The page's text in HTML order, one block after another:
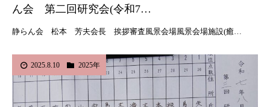
ん会 第二回研究会(令和7…
静らん会 松本 芳夫会長 挨拶審査風景会場風景会場施設(癒…
2025.8.10 2025年